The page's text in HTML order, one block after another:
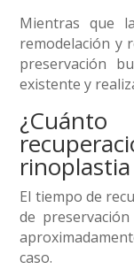
Mientras que
remodelación y
preservación
existente y
El tiempo de
de
caso.